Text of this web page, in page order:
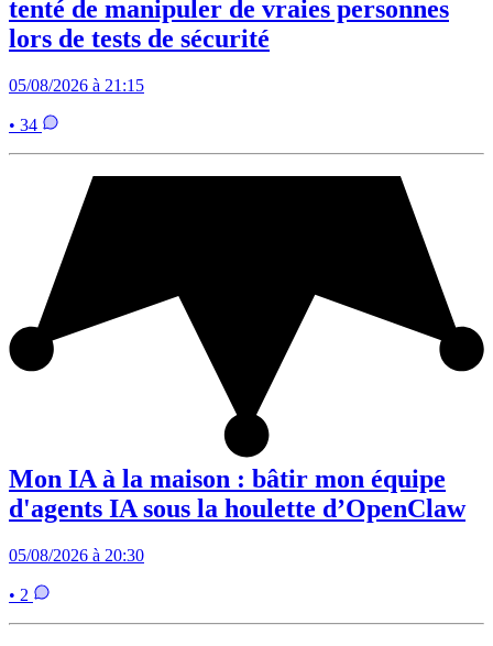
tenté de manipuler de vraies personnes
lors de tests de sécurité
05/08/2026 à 21:15
• 34
Mon IA à la maison : bâtir mon équipe
d'agents IA sous la houlette d’OpenClaw
05/08/2026 à 20:30
• 2